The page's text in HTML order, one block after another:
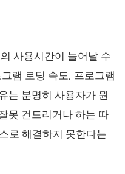
사용시간이 늘어날 수
램 로딩 속도, 프로그램
는 분명히 사용자가 뭔
못 건드리거나 하는 따
로 해결하지 못한다는